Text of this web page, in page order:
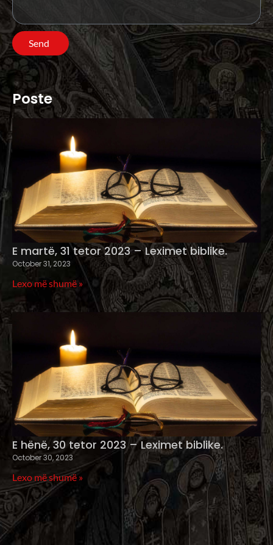
Send
Poste
E martë, 31 tetor 2023 – Leximet biblike.
October 31, 2023
Lexo më shumë »
E hënë, 30 tetor 2023 – Leximet biblike.
October 30, 2023
Lexo më shumë »